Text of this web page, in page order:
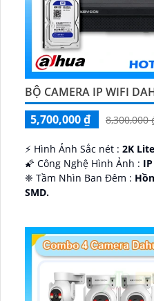
BỘ CAMERA IP WIFI
5,700,000 ₫
8,300,000
️⚡ Hình Ảnh Sắc nét : 2K
🌠 Công Nghệ Hình Ảnh :
❈ Tầm Nhìn Ban Đêm :
SMD.